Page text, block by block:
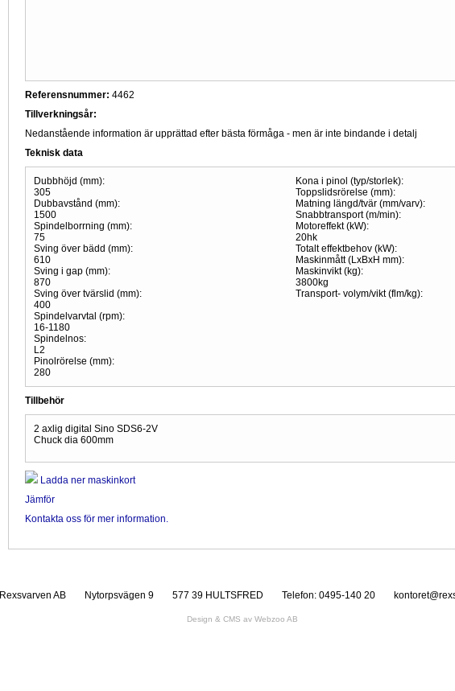
Referensnummer: 4462
Tillverkningsår:
Nedanstående information är upprättad efter bästa förmåga - men är inte bindande i detalj
Teknisk data
Dubbhöjd (mm):
305
Dubbavstånd (mm):
1500
Spindelborrning (mm):
75
Sving över bädd (mm):
610
Sving i gap (mm):
870
Sving över tvärslid (mm):
400
Spindelvarvtal (rpm):
16-1180
Spindelnos:
L2
Pinolrörelse (mm):
280
Kona i pinol (typ/storlek):
Toppslidsrörelse (mm):
Matning längd/tvär (mm/varv):
Snabbtransport (m/min):
Motoreffekt (kW):
20hk
Totalt effektbehov (kW):
Maskinmått (LxBxH mm):
Maskinvikt (kg):
3800kg
Transport- volym/vikt (flm/kg):
Tillbehör
2 axlig digital Sino SDS6-2V
Chuck dia 600mm
Ladda ner maskinkort
Jämför
Kontakta oss för mer information.
Rexsvarven AB Nytorpsvägen 9 577 39 HULTSFRED Telefon: 0495-140 20
Design & CMS av Webzoo AB